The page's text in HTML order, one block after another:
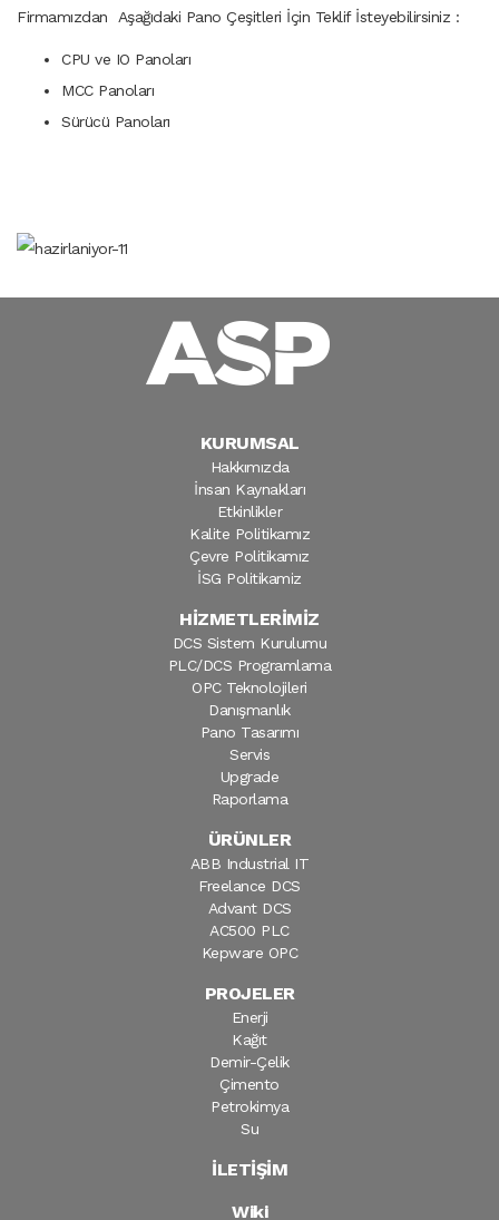
Firmamızdan Aşağıdaki Pano Çeşitleri İçin Teklif İsteyebilirsiniz :
CPU ve IO Panoları
MCC Panoları
Sürücü Panoları
KURUMSAL
Hakkımızda
İnsan Kaynakları
Etkinlikler
Kalite Politikamız
Çevre Politikamız
İSG Politikamiz
HİZMETLERİMİZ
DCS Sistem Kurulumu
PLC/DCS Programlama
OPC Teknolojileri
Danışmanlık
Pano Tasarımı
Servis
Upgrade
Raporlama
ÜRÜNLER
ABB Industrial IT
Freelance DCS
Advant DCS
AC500 PLC
Kepware OPC
PROJELER
Enerji
Kağıt
Demir-Çelik
Çimento
Petrokimya
Su
İLETİŞİM
Wiki